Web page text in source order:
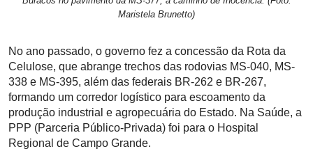
Maristela Brunetto)
No ano passado, o governo fez a concessão da Rota da
Celulose, que abrange trechos das rodovias MS-040, MS-
338 e MS-395, além das federais BR-262 e BR-267,
formando um corredor logístico para escoamento da
produção industrial e agropecuária do Estado. Na Saúde, a
PPP (Parceria Público-Privada) foi para o Hospital
Regional de Campo Grande.